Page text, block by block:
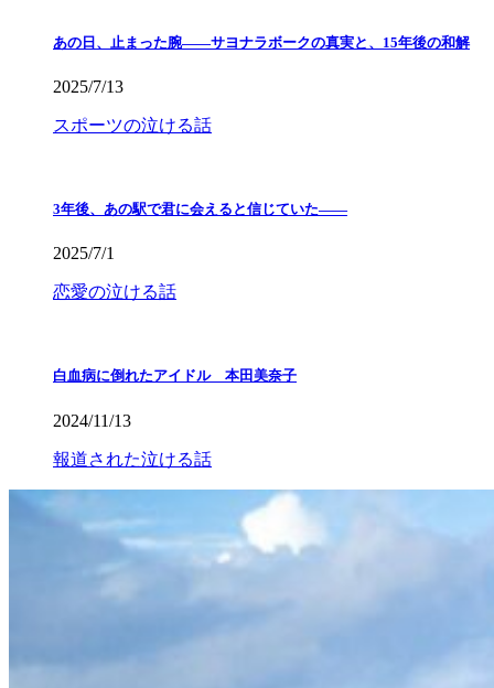
あの日、止まった腕――サヨナラボークの真実と、15年後の和解
2025/7/13
スポーツの泣ける話
3年後、あの駅で君に会えると信じていた——
2025/7/1
恋愛の泣ける話
白血病に倒れたアイドル 本田美奈子
2024/11/13
報道された泣ける話